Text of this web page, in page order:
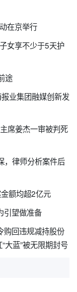
在京举行
女享不少于5天护
途
业集团融媒创新发
席姜杰一审被判死
，律师分析案件后
额均超2亿元
引望做准备
购回违规减持股份
大蓝”被无限期封号